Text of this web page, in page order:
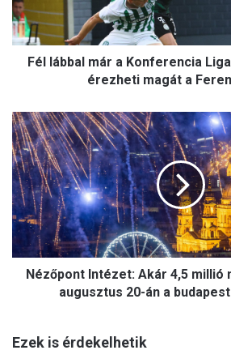
b
a
l
a
K
o
n
f
e
r
e
g
Fél lábbal már a Konferencia
érezheti magát a
N
é
z
ő
p
o
n
t
I
e
Nézőpont Intézet: Akár 4,5 millió
augusztus 20-án a
Ezek is érdekelhetik